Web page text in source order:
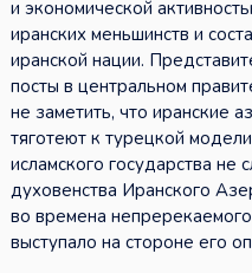
и экономической
иранских меньшинств и
иранской нации.
посты в центральном
не заметить, что иранские
тяготеют к турецкой
исламского государства не
духовенства Иранского
во времена
выступало на стороне его